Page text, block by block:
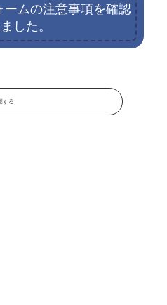
大学全学同窓会第6回理事会で承
ムの注意事項を確認
した。
する